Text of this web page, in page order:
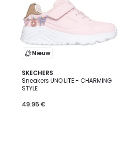
Nieuw
SKECHERS
Sneakers UNO LITE - CHARMING
STYLE
49.95 €